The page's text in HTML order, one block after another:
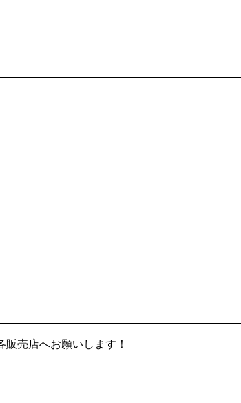
販売店へお願いします！